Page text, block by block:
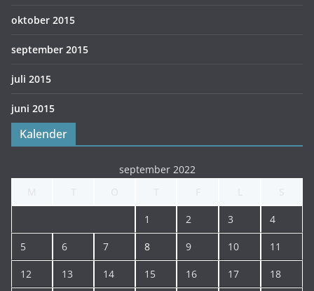
oktober 2015
september 2015
juli 2015
juni 2015
Kalender
september 2022
1 2 3 4
5 6 7 8 9 10 11
12 13 14 15 16 17 18